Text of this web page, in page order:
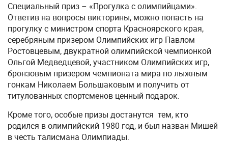
Специальный приз – «Прогулка с олимпийцами».
Ответив на вопросы викторины, можно попасть на
прогулку с министром спорта Красноярского края,
серебряным призером Олимпийских игр Павлом
Ростовцевым, двукратной олимпийской чемпионкой
Ольгой Медведцевой, участником Олимпийских игр,
бронзовым призером чемпионата мира по лыжным
гонкам Николаем Большаковым и получить от
титулованных спортсменов ценный подарок.
Кроме того, особые призы достанутся тем, кто
родился в олимпийский 1980 год, и был назван Мишей
в честь талисмана Олимпиады.